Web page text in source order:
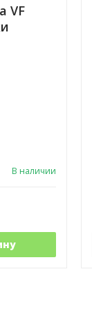
VF
В наличии